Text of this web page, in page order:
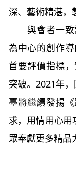
深、藝術精湛，
與會者一致
為中心的創作
首要評價指標
突破。2021年
臺將繼續發揚
求，用情用心用
眾奉獻更多精品